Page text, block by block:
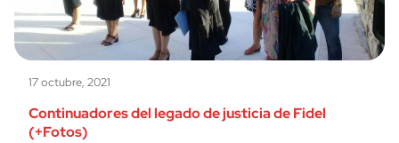
17 octubre, 2021
Continuadores del legado de justicia de Fidel
(+Fotos)